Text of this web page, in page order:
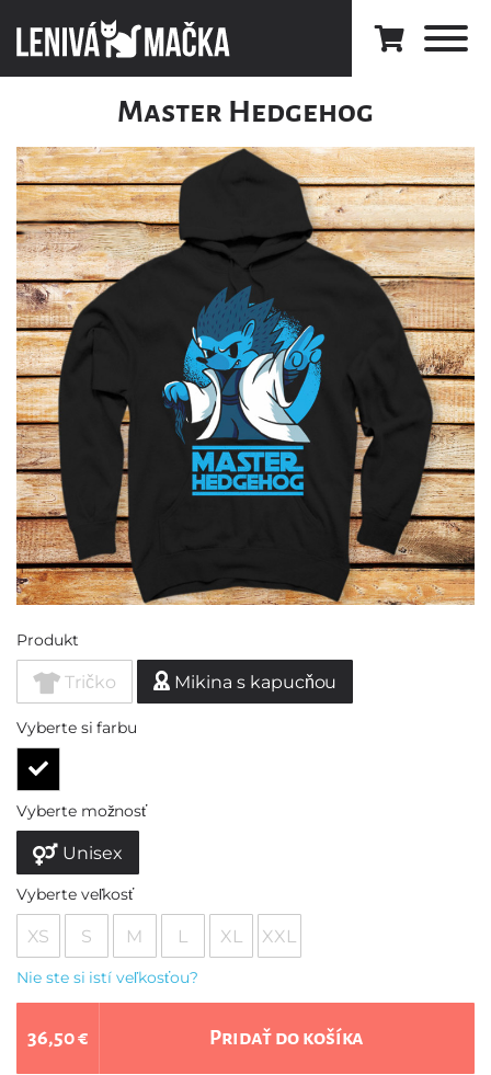
Master Hedgehog
Produkt
Tričko Mikina s kapucňou
Vyberte si farbu
Vyberte možnosť
Unisex
Vyberte veľkosť
XS S M L XL XXL
Nie ste si istí veľkosťou?
36,50 € Pridať do košíka